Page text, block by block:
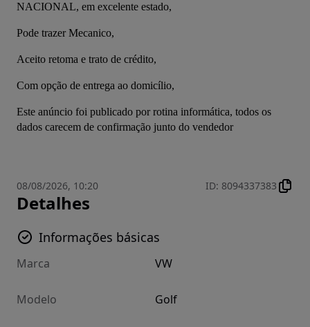
NACIONAL, em excelente estado,
Pode trazer Mecanico,
Aceito retoma e trato de crédito,
Com opção de entrega ao domicílio,
Este anúncio foi publicado por rotina informática, todos os
dados carecem de confirmação junto do vendedor
08/08/2026, 10:20 ID: 8094337383
Detalhes
Informações básicas
Marca VW
Modelo Golf